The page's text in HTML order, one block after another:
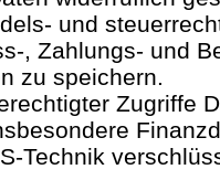
und
, Zahlungs- und
zu speichern.
Zugriffe
Technik